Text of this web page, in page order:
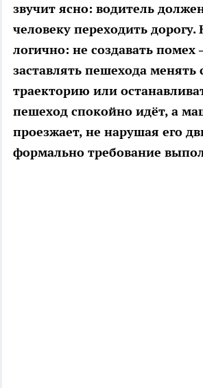
звучит ясно: водитель
человеку переходить дорогу.
логично: не создавать помех
заставлять пешехода менять
траекторию или
пешеход спокойно идёт, а
проезжает, не нарушая его
формально требование